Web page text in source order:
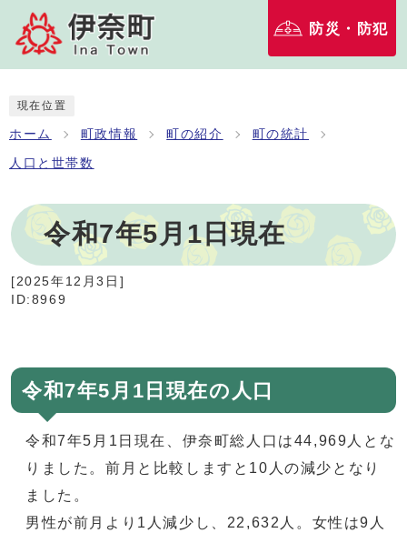
防災・防犯
現在位置
ホーム 町政情報 町の紹介 町の統計
人口と世帯数
令和7年5月1日現在
[2025年12月3日 ]
ID:8969
令和7年5月1日現在の人口
令和7年5月1日現在、伊奈町総人口は44,969人とな
りました。前月と比較しますと10人の減少となり
ました。
男性が前月より1人減少し、22,632人。女性は9人